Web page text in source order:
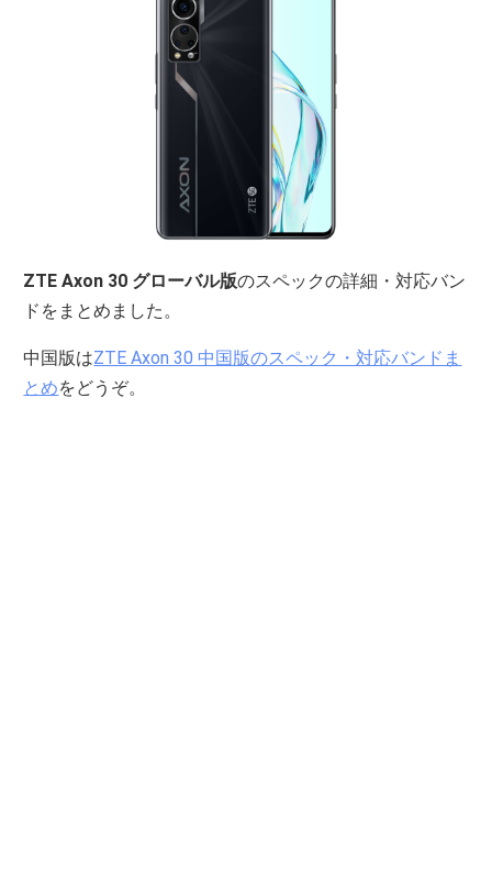
ZTE Axon 30 グローバル版のスペックの詳細・対応バン
ドをまとめました。
中国版はZTE Axon 30 中国版のスペック・対応バンドま
とめをどうぞ。